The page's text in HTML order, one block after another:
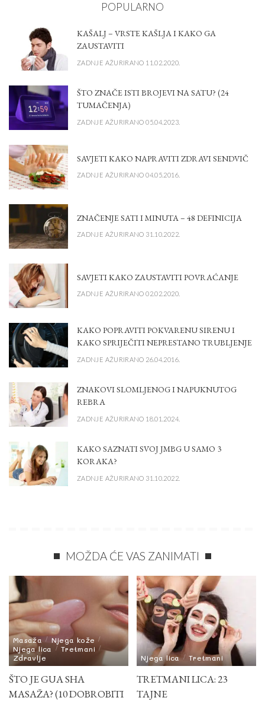
POPULARNO
KAŠALJ – VRSTE KAŠLJA I KAKO GA
ZAUSTAVITI
ZADNJE AŽURIRANO 11.02.2020.
ŠTO ZNAČE ISTI BROJEVI NA SATU? (24
TUMAČENJA)
ZADNJE AŽURIRANO 05.04.2023.
SAVJETI KAKO NAPRAVITI ZDRAVI SENDVIČ
ZADNJE AŽURIRANO 04.05.2016.
ZNAČENJE SATI I MINUTA – 48 DEFINICIJA
ZADNJE AŽURIRANO 31.10.2022.
SAVJETI KAKO ZAUSTAVITI POVRAĆANJE
ZADNJE AŽURIRANO 02.02.2020.
KAKO POPRAVITI POKVARENU SIRENU I
KAKO SPRIJEČITI NEPRESTANO TRUBLJENJE
ZADNJE AŽURIRANO 26.04.2016.
ZNAKOVI SLOMLJENOG I NAPUKNUTOG
REBRA
ZADNJE AŽURIRANO 18.01.2024.
KAKO SAZNATI SVOJ JMBG U SAMO 3
KORAKA?
ZADNJE AŽURIRANO 31.10.2022.
MOŽDA ĆE VAS ZANIMATI
Masaža
Njega kože
Njega lica
Tretmani
Zdravlje
ŠTO JE GUA SHA
MASAŽA? (10 DOBROBITI
Njega lica Tretmani
TRETMANI LICA: 23
TAJNE